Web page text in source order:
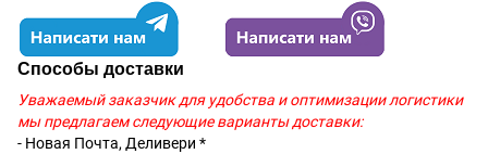
Способы доставки
Уважаемый заказчик для удобства и оптимизации логистики
мы предлагаем следующие варианты доставки:
- Новая Почта, Деливери *